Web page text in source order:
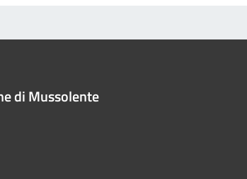
di Mussolente